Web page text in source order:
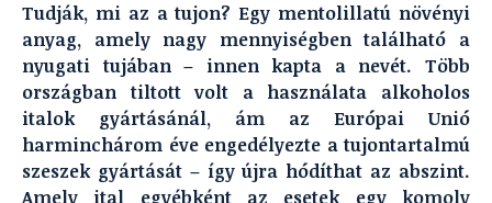
Tudják, mi az a tujon? Egy mentolillatú növényi
anyag, amely nagy mennyiségben található a
nyugati tujában – innen kapta a nevét. Több
országban tiltott volt a használata alkoholos
italok gyártásánál, ám az Európai Unió
harminchárom éve engedélyezte a tujontartalmú
szeszek gyártását – így újra hódíthat az abszint.
Amely ital egyébként az esetek egy komoly